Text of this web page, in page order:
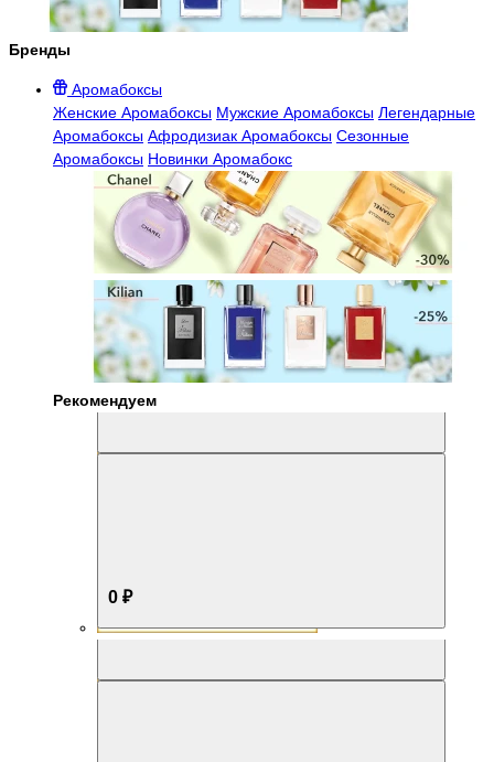
Бренды
Аромабоксы
Женские Аромабоксы Мужские Аромабоксы Легендарные
Аромабоксы Афродизиак Аромабоксы Сезонные
Аромабоксы Новинки Аромабокс
Рекомендуем
0 ₽